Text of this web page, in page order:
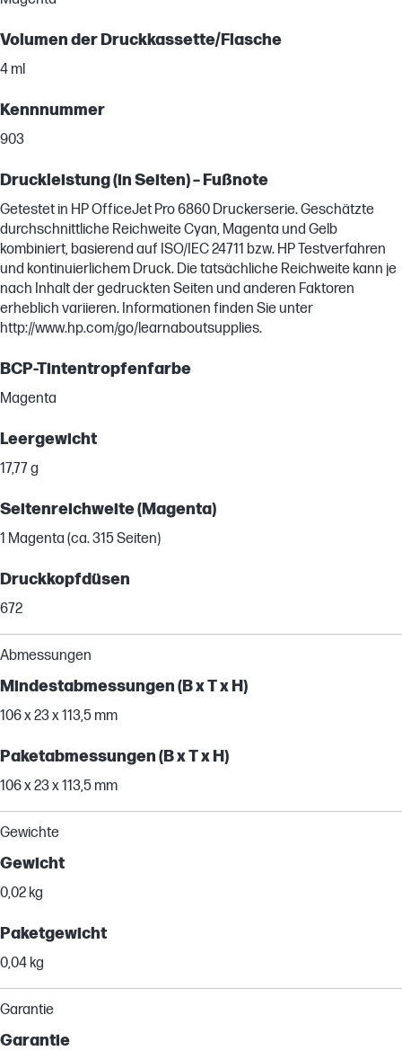
Volumen der Druckkassette/Flasche
4 ml
Kennnummer
903
Druckleistung (in Seiten) – Fußnote
Getestet in HP OfficeJet Pro 6860 Druckerserie. Geschätzte
durchschnittliche Reichweite Cyan, Magenta und Gelb
kombiniert, basierend auf ISO/IEC 24711 bzw. HP Testverfahren
und kontinuierlichem Druck. Die tatsächliche Reichweite kann je
nach Inhalt der gedruckten Seiten und anderen Faktoren
erheblich variieren. Informationen finden Sie unter
http://www.hp.com/go/learnaboutsupplies.
BCP-Tintentropfenfarbe
Magenta
Leergewicht
17,77 g
Seitenreichweite (Magenta)
1 Magenta (ca. 315 Seiten)
Druckkopfdüsen
672
Abmessungen
Mindestabmessungen (B x T x H)
106 x 23 x 113,5 mm
Paketabmessungen (B x T x H)
106 x 23 x 113,5 mm
Gewichte
Gewicht
0,02 kg
Paketgewicht
0,04 kg
Garantie
Garantie